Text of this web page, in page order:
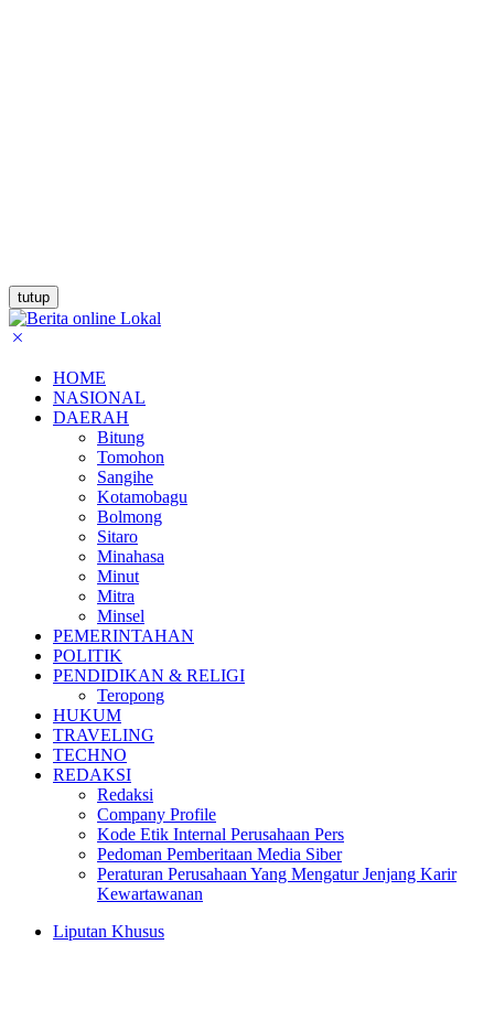
tutup
HOME
NASIONAL
DAERAH
Bitung
Tomohon
Sangihe
Kotamobagu
Bolmong
Sitaro
Minahasa
Minut
Mitra
Minsel
PEMERINTAHAN
POLITIK
PENDIDIKAN & RELIGI
Teropong
HUKUM
TRAVELING
TECHNO
REDAKSI
Redaksi
Company Profile
Kode Etik Internal Perusahaan Pers
Pedoman Pemberitaan Media Siber
Peraturan Perusahaan Yang Mengatur Jenjang Karir
Kewartawanan
Liputan Khusus